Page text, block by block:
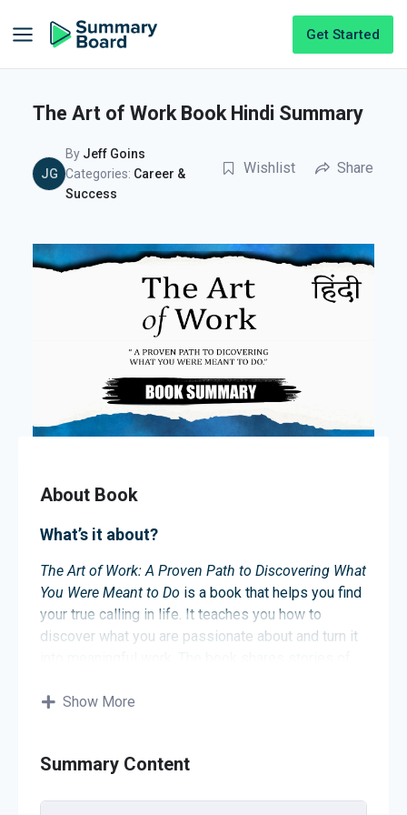
Get Started
The Art of Work Book Hindi Summary
JG
By Jeff Goins
Categories: Career &
Success
Wishlist Share
About Book
What’s it about?
The Art of Work: A Proven Path to Discovering What
You Were Meant to Do is a book that helps you find
your true calling in life. It teaches you how to
discover what you are passionate about and turn it
following their interests and overcoming
purpose.
About the author
Show More
Summary Content